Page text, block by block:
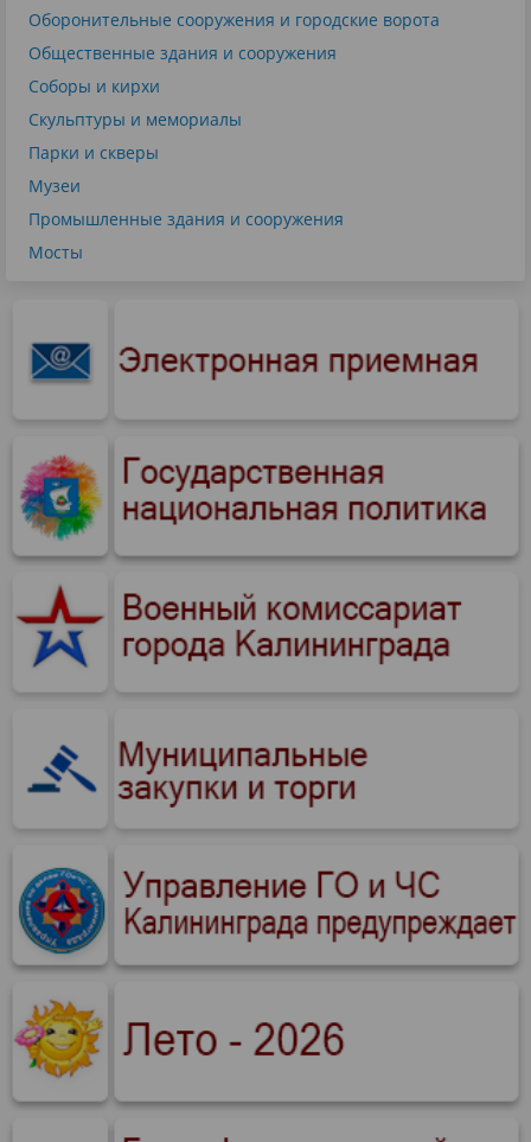
Оборонительные сооружения и городские ворота
Общественные здания и сооружения
Соборы и кирхи
Скульптуры и мемориалы
Парки и скверы
Музеи
Промышленные здания и сооружения
Мосты